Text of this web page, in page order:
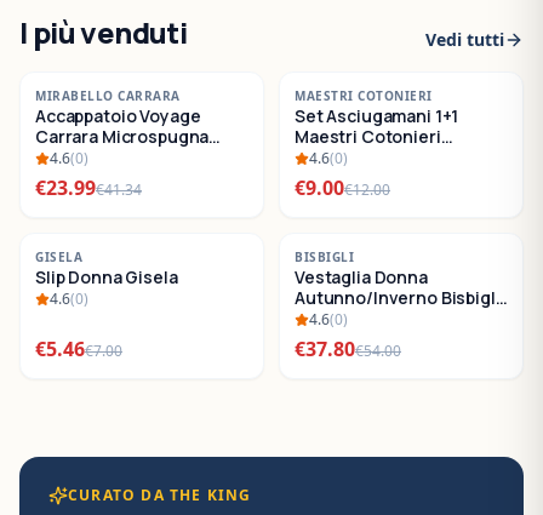
I più venduti Vedi tutti
-42%
SALDI
MIRABELLO CARRARA
Accappatoio Voyage
Carrara Microspugna
Cotone
4.6(0)
€23.99€41.34
-25%
SALDI
MAESTRI COTONIERI
Set Asciugamani 1+1
Maestri Cotonieri
Eternity Spugna di
Cotone
4.6(0)
€9.00€12.00
-22 %
SALDI
GISELA
Slip Donna Gisela
4.6(0)
€5.46€7.00
-30 %
SALDI
BISBIGLI
Vestaglia Donna
Autunno/Inverno Bisbigli
BO288632
4.6(0)
€37.80€54.00
CURATO DA THE KING